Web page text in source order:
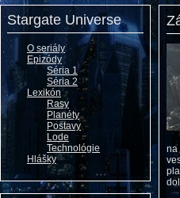
Stargate Universe
O seriály
Epizódy
Séria 1
Séria 2
Lexikón
Rasy
Planéty
Postavy
Lode
Technológie
Hlášky
na